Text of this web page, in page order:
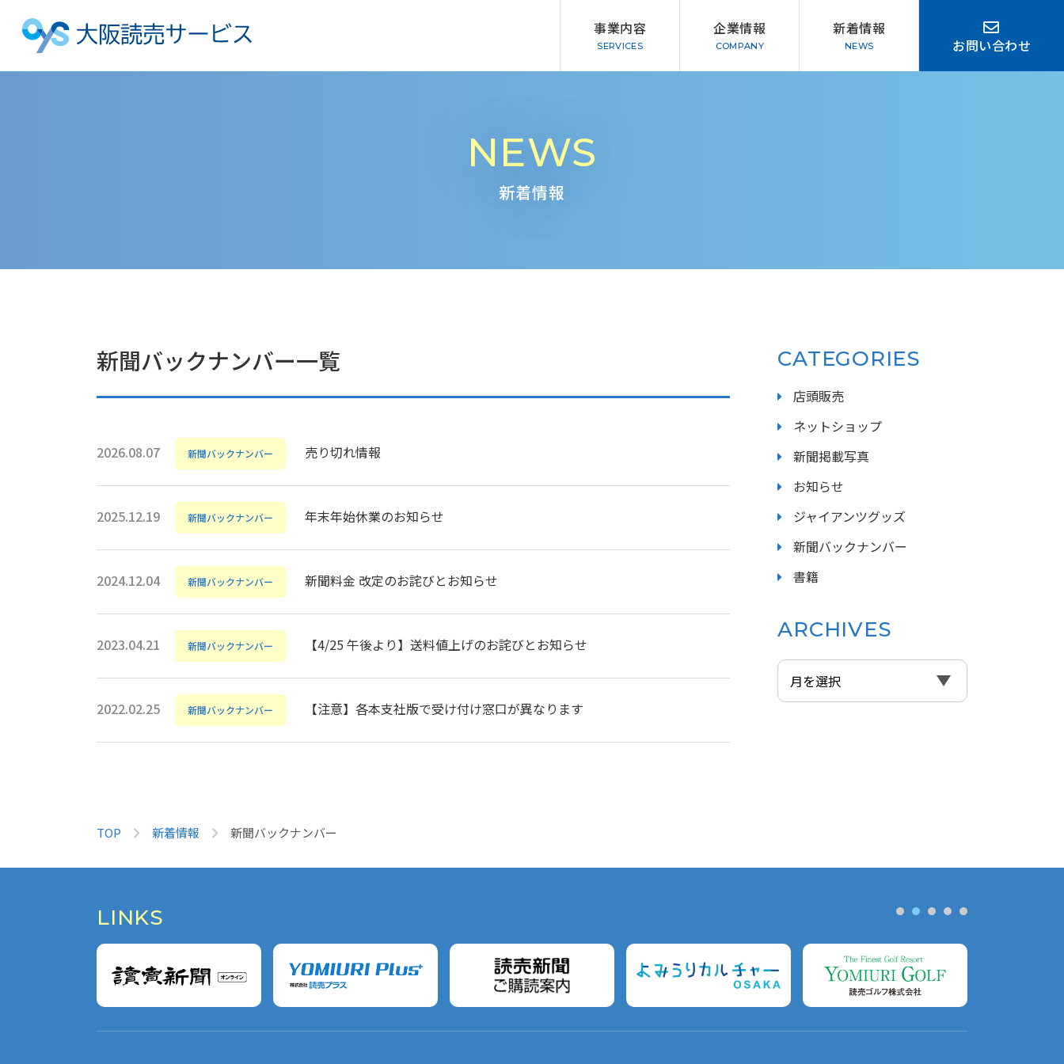
事業内容
カルチャー講座
バックナンバー・新聞掲載写真
企業情報
新着情報
お問い合わせ
NEWS
新着情報
新聞バックナンバー一覧
2026.08.07 新聞バックナンバー 売り切れ情報
2025.12.19 新聞バックナンバー 年末年始休業のお知らせ
2024.12.04 新聞バックナンバー 新聞料金 改定のお詫びとお知らせ
2023.04.21 新聞バックナンバー 【4/25 午後より】送料値上げのお詫びとお知らせ
2022.02.25 新聞バックナンバー 【注意】各本支社版で受け付け窓口が異なります
CATEGORIES
店頭販売
ネットショップ
新聞掲載写真
お知らせ
ジャイアンツグッズ
新聞バックナンバー
書籍
ARCHIVES
TOP 新着情報 新聞バックナンバー
LINKS